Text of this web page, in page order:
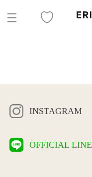
INSTAGRAM
OFFICIAL LINE